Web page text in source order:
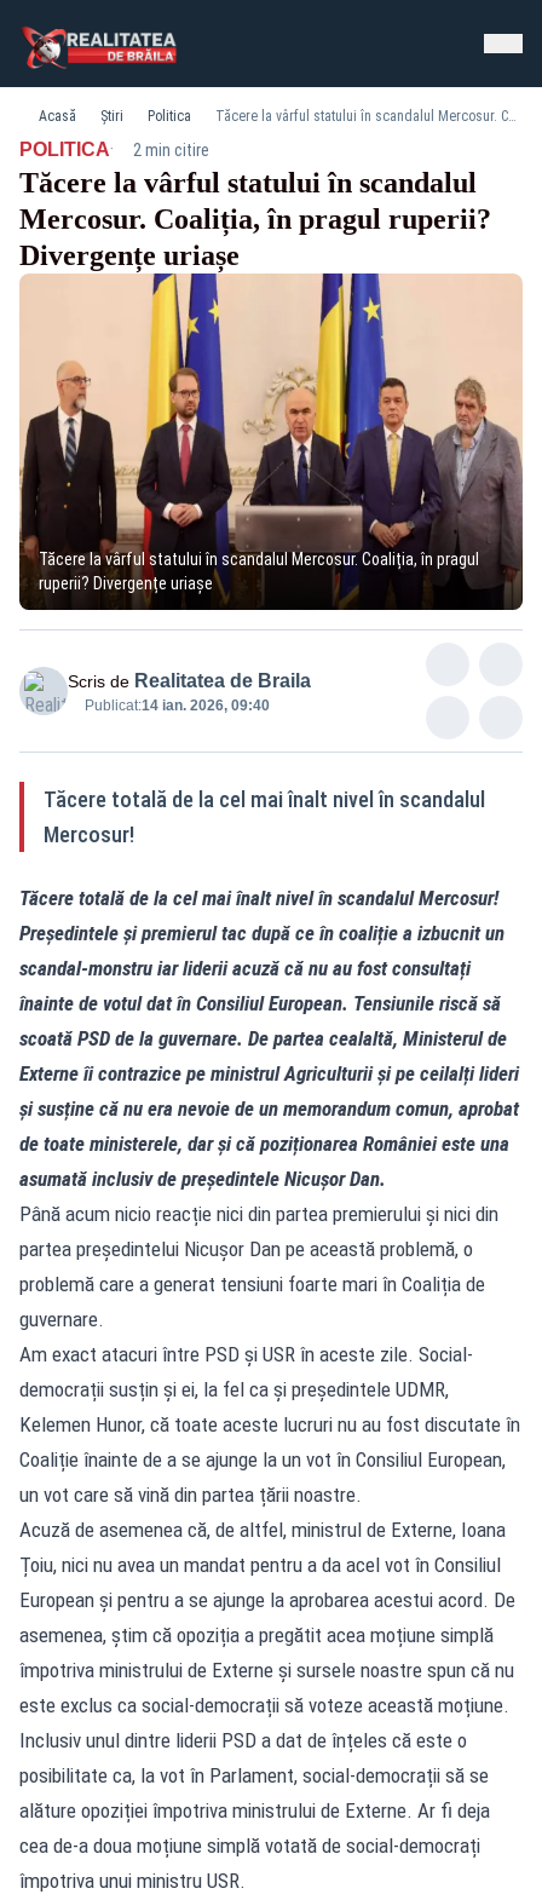
Acasă Știri Politica Tăcere la vârful statului în scandalul Mercosur. Coaliția, în pragul ruperii? Divergențe uriașe
POLITICA· 2 min citire
Tăcere la vârful statului în scandalul
Mercosur. Coaliția, în pragul ruperii?
Divergențe uriașe
Tăcere la vârful statului în scandalul Mercosur. Coaliția, în pragul
ruperii? Divergențe uriașe
Scris de Realitatea de Braila
Publicat:14 ian. 2026, 09:40
Tăcere totală de la cel mai înalt nivel în scandalul
Mercosur!
Tăcere totală de la cel mai înalt nivel în scandalul Mercosur!
Președintele și premierul tac după ce în coaliție a izbucnit un
scandal-monstru iar liderii acuză că nu au fost consultați
înainte de votul dat în Consiliul European. Tensiunile riscă să
scoată PSD de la guvernare. De partea cealaltă, Ministerul de
Externe îi contrazice pe ministrul Agriculturii și pe ceilalți lideri
și susține că nu era nevoie de un memorandum comun, aprobat
de toate ministerele, dar și că poziționarea României este una
asumată inclusiv de președintele Nicușor Dan.
Până acum nicio reacție nici din partea premierului și nici din
partea președintelui Nicușor Dan pe această problemă, o
problemă care a generat tensiuni foarte mari în Coaliția de
guvernare.
Am exact atacuri între PSD și USR în aceste zile. Social-
democrații susțin și ei, la fel ca și președintele UDMR,
Kelemen Hunor, că toate aceste lucruri nu au fost discutate în
Coaliție înainte de a se ajunge la un vot în Consiliul European,
un vot care să vină din partea țării noastre.
Acuză de asemenea că, de altfel, ministrul de Externe, Ioana
Țoiu, nici nu avea un mandat pentru a da acel vot în Consiliul
European și pentru a se ajunge la aprobarea acestui acord. De
asemenea, știm că opoziția a pregătit acea moțiune simplă
împotriva ministrului de Externe și sursele noastre spun că nu
este exclus ca social-democrații să voteze această moțiune.
Inclusiv unul dintre liderii PSD a dat de înțeles că este o
posibilitate ca, la vot în Parlament, social-democrații să se
alăture opoziției împotriva ministrului de Externe. Ar fi deja
cea de-a doua moțiune simplă votată de social-democrați
împotriva unui ministru USR.